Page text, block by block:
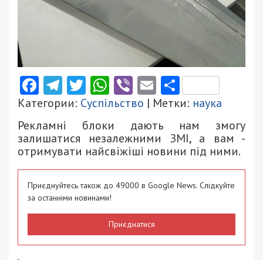
Facebook
Telegram
Twitter
WhatsApp
ViberEmail
Категории: Суспільство | Метки: наука
Рекламні блоки дають нам змогу
залишатися незалежними ЗМІ, а вам -
отримувати найсвіжіші новини під ними.
Приєднуйтесь також до 49000 в Google News. Слідкуйте
за останніми новинами!
Приєднатися